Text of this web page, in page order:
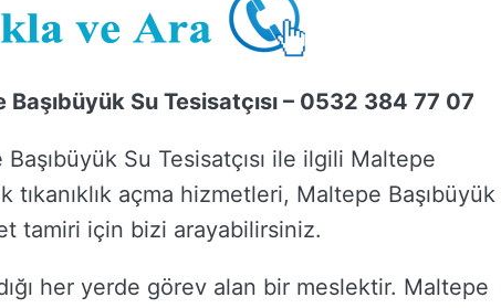
Başıbüyük Su Tesisatçısı – 0532 384 77 07
Su Tesisatçısı ile ilgili Maltepe
tıkanıklık açma hizmetleri, Maltepe Başıbüyük
tamiri için bizi arayabilirsiniz.
her yerde görev alan bir meslektir. Maltepe